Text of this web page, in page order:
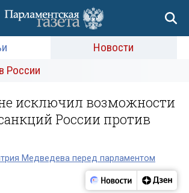
Новости
России
исключил возможности
России против
Медведева перед парламентом